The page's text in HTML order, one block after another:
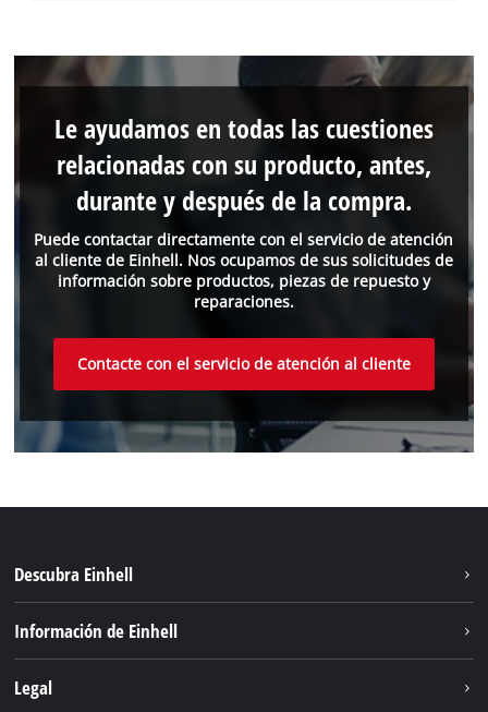
Puede contactar directamente con el servicio de atención
al cliente de Einhell. Nos ocupamos de sus solicitudes de
información sobre productos, piezas de repuesto y
reparaciones.
Le ayudamos en todas las cuestiones
relacionadas con su producto, antes,
durante y después de la compra.
Contacte con el servicio de atención al cliente
Descubra Einhell
Información de Einhell
Legal